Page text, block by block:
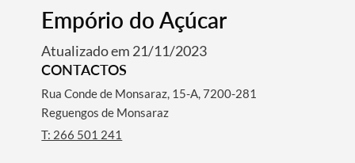
Empório do Açúcar
Atualizado em 21/11/2023
CONTACTOS
Rua Conde de Monsaraz, 15-A, 7200-281
Reguengos de Monsaraz
T: 266 501 241